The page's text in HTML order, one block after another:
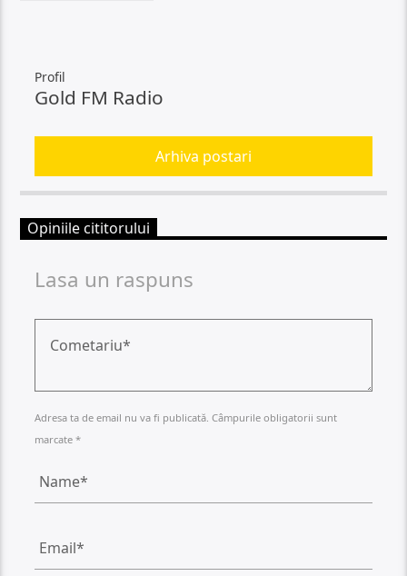
Profil
Gold FM Radio
Arhiva postari
Opiniile cititorului
Lasa un raspuns
Adresa ta de email nu va fi publicată. Câmpurile obligatorii sunt
marcate *